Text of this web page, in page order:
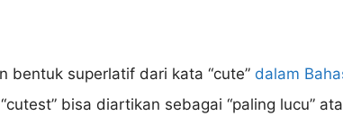
bentuk superlatif dari kata “cute” dalam
bisa diartikan sebagai “paling lucu”